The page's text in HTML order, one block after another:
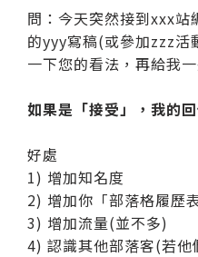
問：今天突然接到xxx站
的yyy寫稿(或參加zzz
一下您的看法，再給我
如果是「接受」，我的
好處
1) 增加知名度
2) 增加你「部落格履歷
3) 增加流量(並不多)
4) 認識其他部落客(若他